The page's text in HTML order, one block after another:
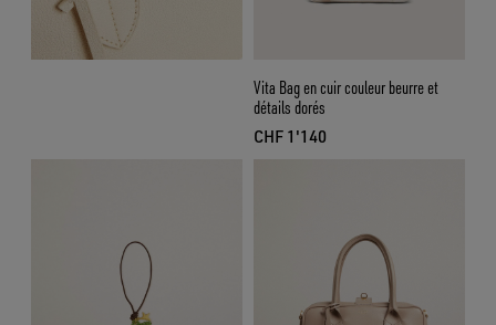
Vita Bag en cuir couleur beurre et
détails dorés
CHF 1'140
prix actuel CHF 1'140